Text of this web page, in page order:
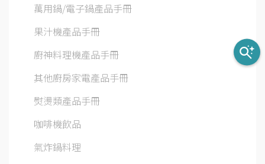
萬用鍋/電子鍋產品手冊
果汁機產品手冊
廚神料理機產品手冊
其他廚房家電產品手冊
熨燙類產品手冊
咖啡機飲品
氣炸鍋料理